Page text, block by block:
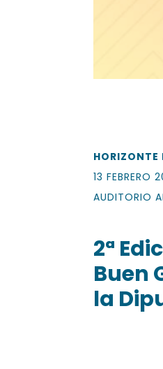
HORIZONTE
13 FEBRERO
AUDITORIO
2ª
Buen
la